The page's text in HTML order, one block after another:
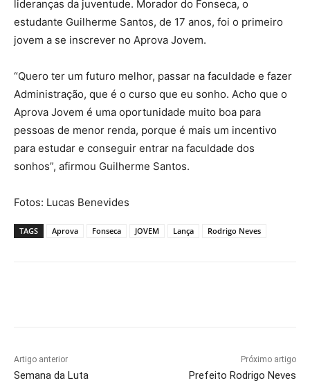
lideranças da juventude. Morador do Fonseca, o
estudante Guilherme Santos, de 17 anos, foi o primeiro
jovem a se inscrever no Aprova Jovem.
“Quero ter um futuro melhor, passar na faculdade e fazer
Administração, que é o curso que eu sonho. Acho que o
Aprova Jovem é uma oportunidade muito boa para
pessoas de menor renda, porque é mais um incentivo
para estudar e conseguir entrar na faculdade dos
sonhos”, afirmou Guilherme Santos.
Fotos: Lucas Benevides
TAGS Aprova Fonseca JOVEM Lança Rodrigo Neves
Artigo anterior
Semana da Luta
Próximo artigo
Prefeito Rodrigo Neves